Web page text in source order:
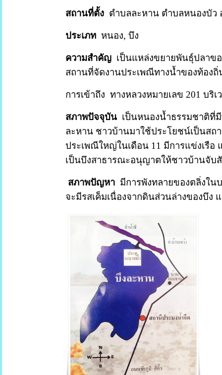
สถานที่ตั้ง ตำบลละหาน ตำบลหนองบัว
ประเภท หนอง, บึง
ความสำคัญ เป็นแหล่งขยายพันธุ์ปลาข
สถานที่จัดงานประเพณีทางน้ำของท้องถิ่
การเข้าถึง ทางหลวงหมายเลข 201 บริเ
สภาพปัจจุบัน เป็นหนองน้ำธรรมชาติ
ละหาน ชาวบ้านมาใช้ประโยชน์เป็นส
ประเพณีใหญ่ในเดือน 11 มีการแข่งเรือ
เป็นบึงสาธารณะอนุญาตให้ชาวบ้านจับ
สภาพปัญหา มีการพังทลายของตลิ่งใน
จะมีรสเค็มเนื่องจากดินส่วนล่างของบึง